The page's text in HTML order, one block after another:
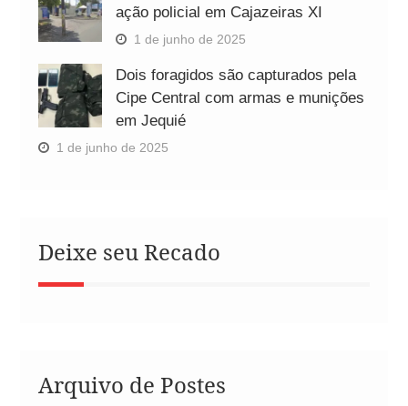
ação policial em Cajazeiras XI
1 de junho de 2025
Dois foragidos são capturados pela
Cipe Central com armas e munições
em Jequié
1 de junho de 2025
Deixe seu Recado
Arquivo de Postes